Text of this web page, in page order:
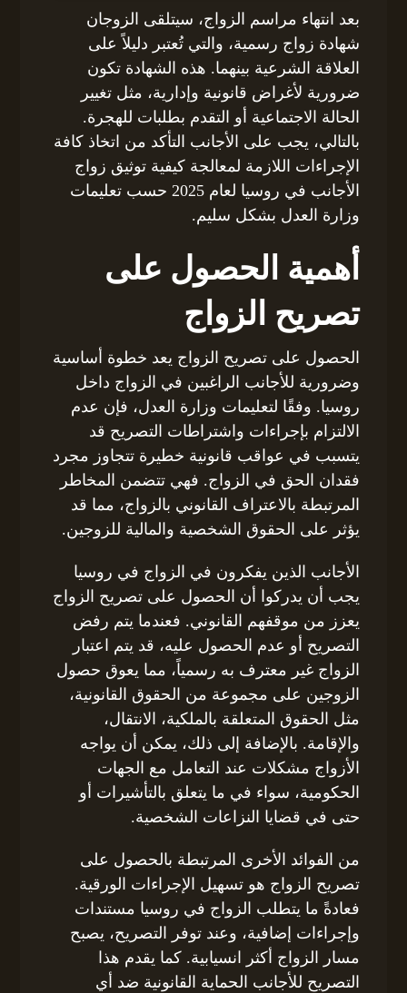
بعد انتهاء مراسم الزواج، سيتلقى الزوجان
شهادة زواج رسمية، والتي تُعتبر دليلاً على
العلاقة الشرعية بينهما. هذه الشهادة تكون
ضرورية لأغراض قانونية وإدارية، مثل تغيير
الحالة الاجتماعية أو التقدم بطلبات للهجرة.
بالتالي، يجب على الأجانب التأكد من اتخاذ كافة
الإجراءات اللازمة لمعالجة كيفية توثيق زواج
الأجانب في روسيا لعام 2025 حسب تعليمات
وزارة العدل بشكل سليم.
أهمية الحصول على
تصريح الزواج
الحصول على تصريح الزواج يعد خطوة أساسية
وضرورية للأجانب الراغبين في الزواج داخل
روسيا. وفقًا لتعليمات وزارة العدل، فإن عدم
الالتزام بإجراءات واشتراطات التصريح قد
يتسبب في عواقب قانونية خطيرة تتجاوز مجرد
فقدان الحق في الزواج. فهي تتضمن المخاطر
المرتبطة بالاعتراف القانوني بالزواج، مما قد
يؤثر على الحقوق الشخصية والمالية للزوجين.
الأجانب الذين يفكرون في الزواج في روسيا
يجب أن يدركوا أن الحصول على تصريح الزواج
يعزز من موقفهم القانوني. فعندما يتم رفض
التصريح أو عدم الحصول عليه، قد يتم اعتبار
الزواج غير معترف به رسمياً، مما يعوق حصول
الزوجين على مجموعة من الحقوق القانونية،
مثل الحقوق المتعلقة بالملكية، الانتقال،
والإقامة. بالإضافة إلى ذلك، يمكن أن يواجه
الأزواج مشكلات عند التعامل مع الجهات
الحكومية، سواء في ما يتعلق بالتأشيرات أو
حتى في قضايا النزاعات الشخصية.
من الفوائد الأخرى المرتبطة بالحصول على
تصريح الزواج هو تسهيل الإجراءات الورقية.
فعادةً ما يتطلب الزواج في روسيا مستندات
وإجراءات إضافية، وعند توفر التصريح، يصبح
مسار الزواج أكثر انسيابية. كما يقدم هذا
التصريح للأجانب الحماية القانونية ضد أي